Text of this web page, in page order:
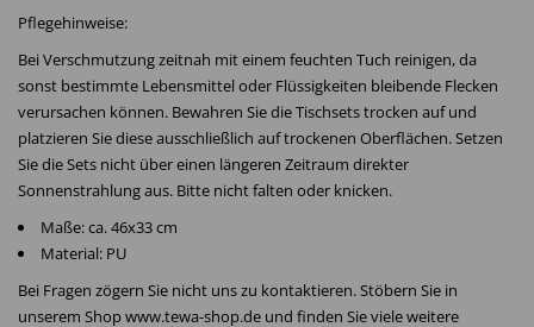
Pflegehinweise:
Bei Verschmutzung zeitnah mit einem feuchten Tuch reinigen, da
sonst bestimmte Lebensmittel oder Flüssigkeiten bleibende Flecken
verursachen können. Bewahren Sie die Tischsets trocken auf und
platzieren Sie diese ausschließlich auf trockenen Oberflächen. Setzen
Sie die Sets nicht über einen längeren Zeitraum direkter
Sonnenstrahlung aus. Bitte nicht falten oder knicken.
Maße: ca. 46x33 cm
Material: PU
Bei Fragen zögern Sie nicht uns zu kontaktieren. Stöbern Sie in
unserem Shop www.tewa-shop.de und finden Sie viele weitere